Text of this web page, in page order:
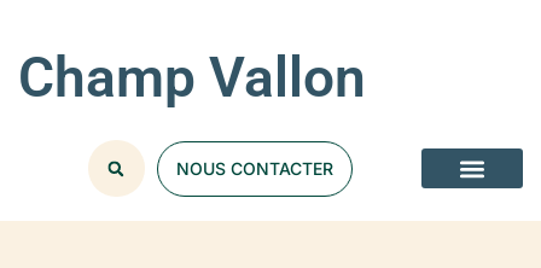
Champ Vallon
NOUS CONTACTER